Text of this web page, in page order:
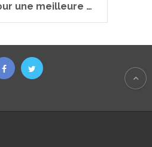
une meilleure …